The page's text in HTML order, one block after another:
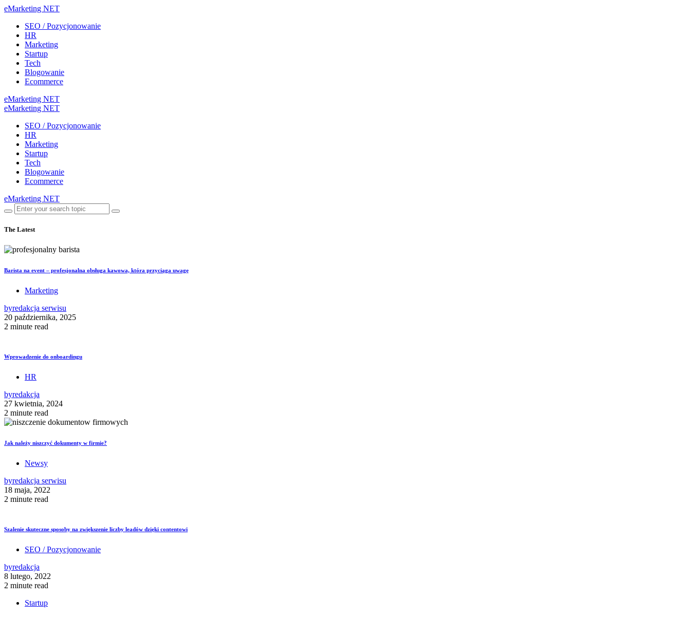
eMarketing NET
SEO / Pozycjonowanie
HR
Marketing
Startup
Tech
Blogowanie
Ecommerce
eMarketing NET
eMarketing NET
SEO / Pozycjonowanie
HR
Marketing
Startup
Tech
Blogowanie
Ecommerce
eMarketing NET
The Latest
Barista na event – profesjonalna obsługa kawowa, która przyciąga uwagę
Marketing
byredakcja serwisu
20 października, 2025
2 minute read
Wprowadzenie do onboardingu
HR
byredakcja
27 kwietnia, 2024
2 minute read
Jak należy niszczyć dokumenty w firmie?
Newsy
byredakcja serwisu
18 maja, 2022
2 minute read
Szalenie skuteczne sposoby na zwiększenie liczby leadów dzięki contentowi
SEO / Pozycjonowanie
byredakcja
8 lutego, 2022
2 minute read
Startup